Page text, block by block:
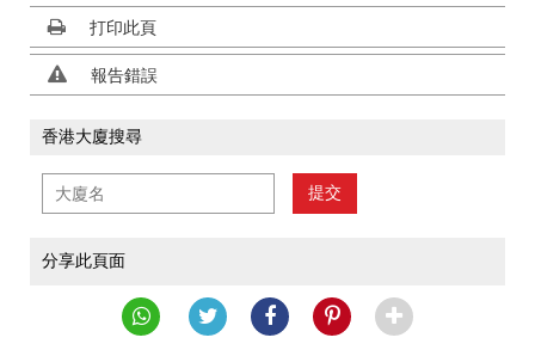
打印此頁
報告錯誤
香港大廈搜尋
提交
分享此頁面